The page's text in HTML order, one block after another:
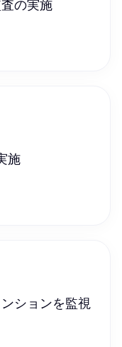
の実施
施
ションを監視